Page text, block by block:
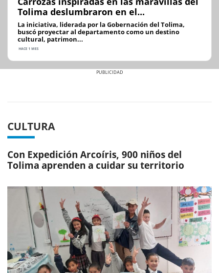
Tolima deslumbraron en el...
La iniciativa, liderada por la Gobernación del Tolima,
buscó proyectar al departamento como un destino
cultural, patrimon...
HACE 1 MES
CULTURA
Con Expedición Arcoíris, 900 niños del
Tolima aprenden a cuidar su territorio